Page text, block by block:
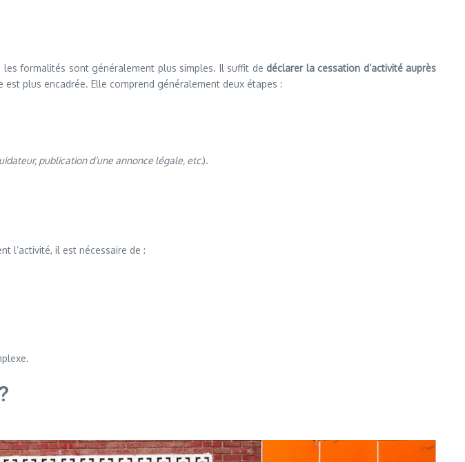
les formalités sont généralement plus simples. Il suffit de déclarer la cessation d’activité auprès
est plus encadrée. Elle comprend généralement deux étapes :
publication d’une annonce légale, etc.).
l’activité, il est nécessaire de :